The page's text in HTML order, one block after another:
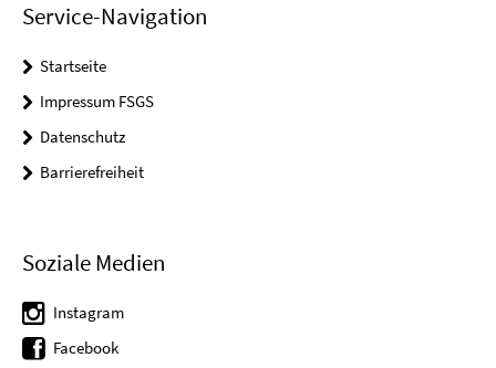
Service-Navigation
Startseite
Impressum FSGS
Datenschutz
Barrierefreiheit
Soziale Medien
Instagram
Facebook